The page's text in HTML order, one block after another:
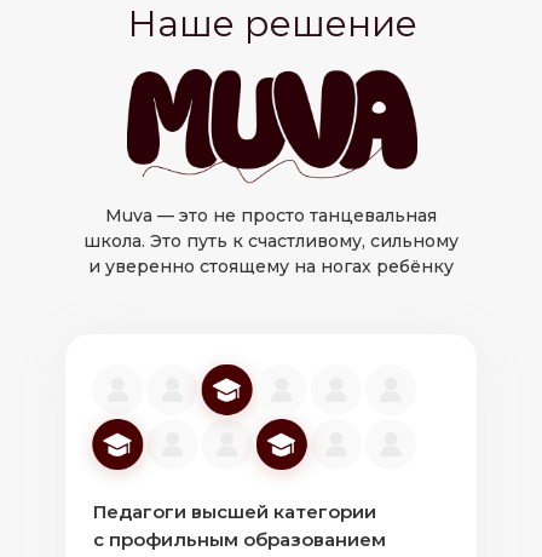
Muva — это не просто танцевальная
школа. Это путь к счастливому, сильному
и уверенно стоящему на ногах ребёнку
Наше решение
Педагоги высшей категории
с профильным образованием